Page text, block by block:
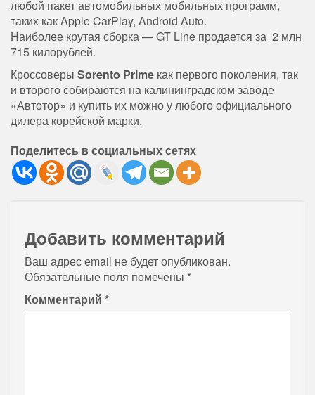
любой пакет автомобильных мобильных программ,
таких как Apple CarPlay, Android Auto.
Наиболее крутая сборка — GT Line продается за 2 млн
715 килорублей.
Кроссоверы Sorento Prime как первого поколения, так
и второго собираются на калининградском заводе
«Автотор» и купить их можно у любого официального
дилера корейской марки.
Поделитесь в социальных сетях
Добавить комментарий
Ваш адрес email не будет опубликован.
Обязательные поля помечены *
Комментарий *